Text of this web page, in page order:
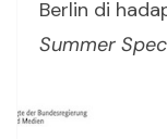
Berlin di
Summer